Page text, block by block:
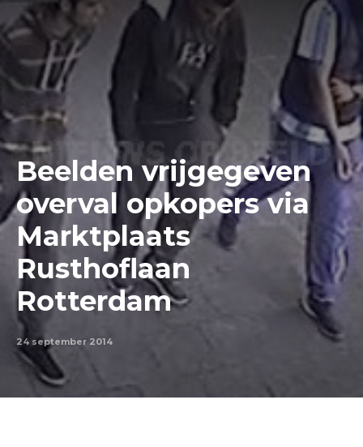
Beelden vrijgegeven
overval opkopers via
Marktplaats
Rusthoflaan
Rotterdam
24 september 2014